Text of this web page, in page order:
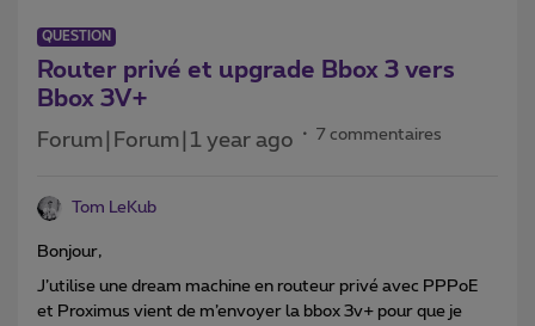
QUESTION
Router privé et upgrade Bbox 3 vers
Bbox 3V+
Forum|Forum|1 year ago 7 commentaires
Tom LeKub
Bonjour,
J’utilise une dream machine en routeur privé avec PPPoE
et Proximus vient de m’envoyer la bbox 3v+ pour que je